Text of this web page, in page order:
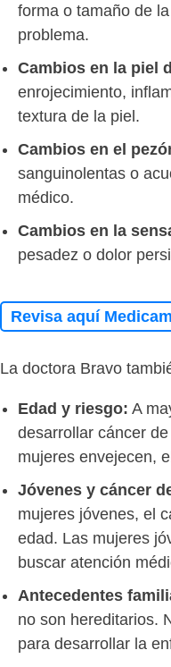
forma o tamaño de
problema.
Cambios en la piel
enrojecimiento,
textura de la piel.
Cambios en el
sanguinolentas o
médico.
Cambios en la
pesadez o dolor
Revisa aquí
La doctora Bravo
Edad y riesgo: A
desarrollar cáncer
mujeres envejecen,
Jóvenes y cáncer
mujeres jóvenes, el
edad. Las mujeres
buscar atención
Antecedentes
no son hereditarios.
para desarrollar la